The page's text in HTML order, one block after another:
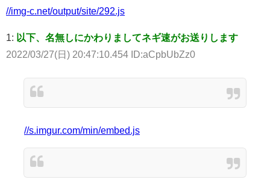
//img-c.net/output/site/292.js
1: 以下、名無しにかわりましてネギ速がお送りします
2022/03/27(日) 20:47:10.454 ID:aCpbUbZz0
//s.imgur.com/min/embed.js